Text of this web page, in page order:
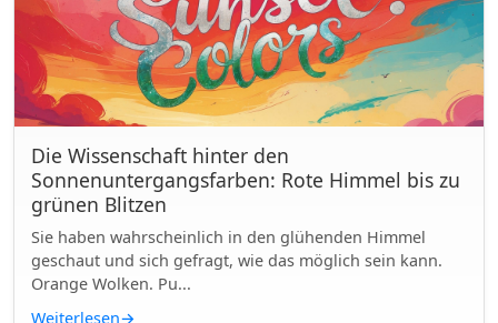
Die Wissenschaft hinter den
Sonnenuntergangsfarben: Rote Himmel bis zu
grünen Blitzen
Sie haben wahrscheinlich in den glühenden Himmel
geschaut und sich gefragt, wie das möglich sein kann.
Orange Wolken. Pu...
Weiterlesen→